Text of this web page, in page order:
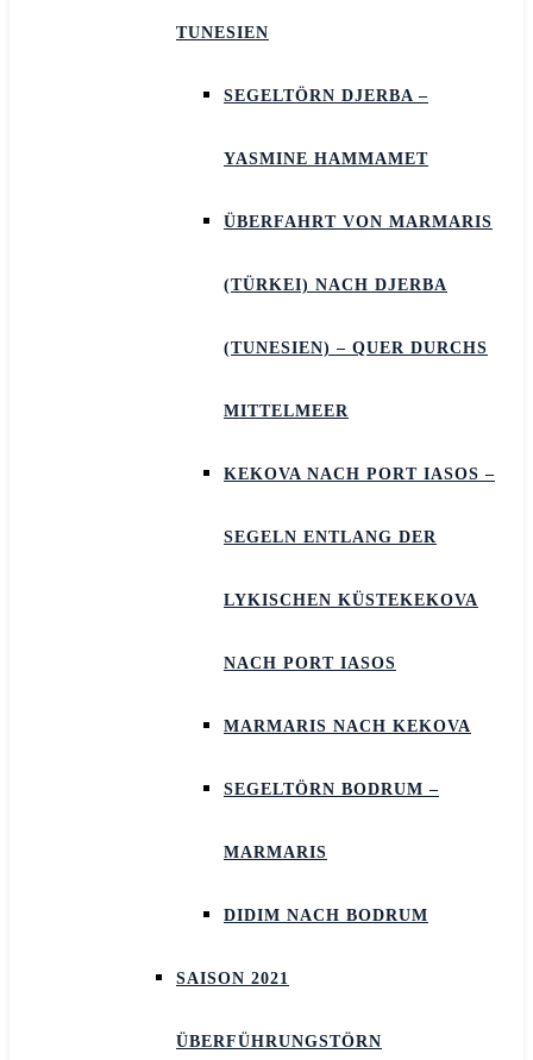
TUNESIEN
SEGELTÖRN DJERBA –
YASMINE HAMMAMET
ÜBERFAHRT VON MARMARIS
(TÜRKEI) NACH DJERBA
(TUNESIEN) – QUER DURCHS
MITTELMEER
KEKOVA NACH PORT IASOS –
SEGELN ENTLANG DER
LYKISCHEN KÜSTEKEKOVA
NACH PORT IASOS
MARMARIS NACH KEKOVA
SEGELTÖRN BODRUM –
MARMARIS
DIDIM NACH BODRUM
SAISON 2021
ÜBERFÜHRUNGSTÖRN